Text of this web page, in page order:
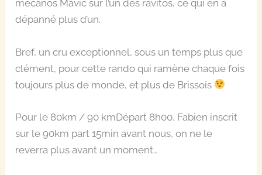
mécanos Mavic sur l’un des ravitos, ce qui en a
dépanné plus d’un.
Bref, un cru exceptionnel, sous un temps plus que
clément, pour cette rando qui ramène chaque fois
toujours plus de monde, et plus de Brissois
Pour le 80km / 90 kmDépart 8h00, Fabien inscrit
sur le 90km part 15min avant nous, on ne le
reverra plus avant un moment…